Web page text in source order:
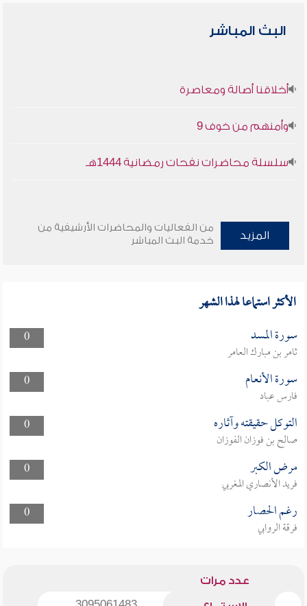
البث المباشر
أخلاقنا أصالة ومعاصرة
وأمنهم من خوف 9
سلسلة محاضرات نفحات رمضانية 1444هـ
المزيد
من الفعاليات والمحاضرات الأرشيفية من
خدمة البث المباشر
الأكثر استماعا لهذا الشهر
0 سورة المسد
ثامر بن مبارك العامر
0
سورة الأنعام
فارس عباد
0
التوكل حقيقته وآثاره
صالح بن فوزان الفوزان
0
مرض الكبر
فريد الأنصاري المغربي
0
رغم الحصار
فرقة الروابي
عدد مرات